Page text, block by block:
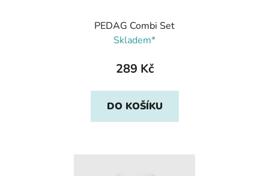
PEDAG Combi Set
Skladem*
289 Kč
DO KOŠÍKU